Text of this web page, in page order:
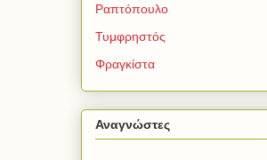
Ραπτόπουλο
Τυμφρηστός
Φραγκίστα
Αναγνώστες